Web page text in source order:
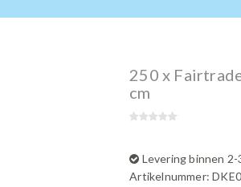
250 x
cm
Levering binnen 2-
Artikelnummer: